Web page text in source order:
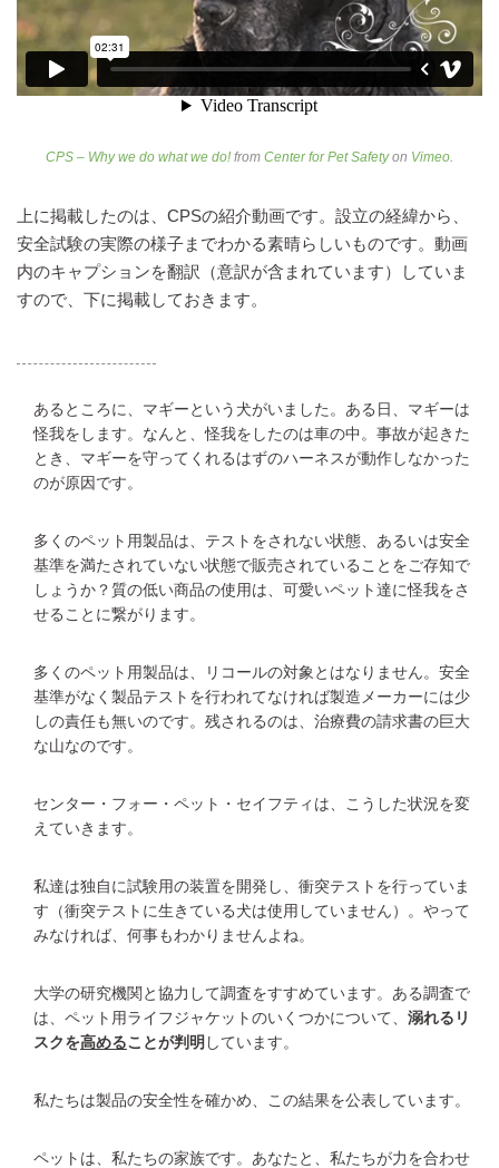
CPS – Why we do what we do! from Center for Pet Safetyon Vimeo
上に掲載したのは、CPSの紹介動画です。設立の経緯から、
安全試験の実際の様子までわかる素晴らしいものです。動画
内のキャプションを翻訳（意訳が含まれています）していま
すので、下に掲載しておきます。
あるところに、マギーという犬がいました。ある日、マギーは
怪我をします。なんと、怪我をしたのは車の中。事故が起きた
とき、マギーを守ってくれるはずのハーネスが動作しなかった
のが原因です。
多くのペット用製品は、テストをされない状態、あるいは安全
基準を満たされていない状態で販売されていることをご存知で
しょうか？質の低い商品の使用は、可愛いペット達に怪我をさ
せることに繋がります。
多くのペット用製品は、リコールの対象とはなりません。安全
基準がなく製品テストを行われてなければ製造メーカーには少
しの責任も無いのです。残されるのは、治療費の請求書の巨大
な山なのです。
センター・フォー・ペット・セイフティは、こうした状況を変
えていきます。
私達は独自に試験用の装置を開発し、衝突テストを行っていま
す（衝突テストに生きている犬は使用していません）。やって
みなければ、何事もわかりませんよね。
大学の研究機関と協力して調査をすすめています。ある調査で
は、ペット用ライフジャケットのいくつかについて、 溺れるリ
スクを高めることが判明 しています。
私たちは製品の安全性を確かめ、この結果を公表しています。
ペットは、私たちの家族です。あなたと、私たちが力を合わせ